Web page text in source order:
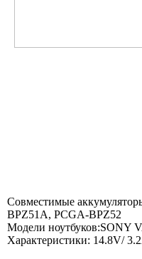
Совместимые
BPZ51A, PCGA-BPZ52
Модели ноутбуков:SONY
Характеристики: 14.8V/